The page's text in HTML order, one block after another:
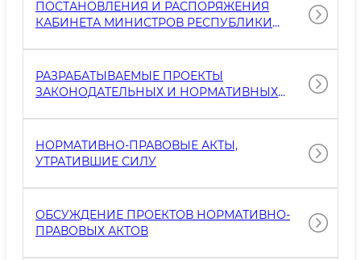
ПОСТАНОВЛЕНИЯ И РАСПОРЯЖЕНИЯ
КАБИНЕТА МИНИСТРОВ РЕСПУБЛИКИ
РАЗРАБАТЫВАЕМЫЕ ПРОЕКТЫ
ЗАКОНОДАТЕЛЬНЫХ И НОРМАТИВНЫХ
НОРМАТИВНО-ПРАВОВЫЕ АКТЫ,
УТРАТИВШИЕ СИЛУ
ОБСУЖДЕНИЕ ПРОЕКТОВ НОРМАТИВНО-
ПРАВОВЫХ АКТОВ